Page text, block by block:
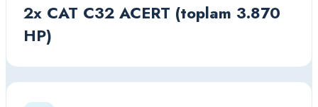
2x CAT C32 ACERT (toplam 3.870
HP)